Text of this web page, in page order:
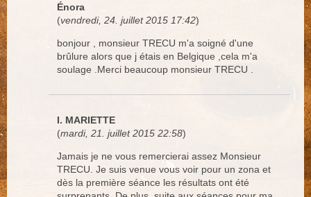
Énora
(vendredi, 24. juillet 2015 17:42)
bonjour , monsieur TRECU m'a soigné d'une
brûlure alors que j étais en Belgique ,cela m'a
soulage .Merci beaucoup monsieur TRECU .
I. MARIETTE
(mardi, 21. juillet 2015 22:58)
Jamais je ne vous remercierai assez Monsieur
TRECU. Je suis venue vous voir pour un zona et
dès la première séance les résultats ont été